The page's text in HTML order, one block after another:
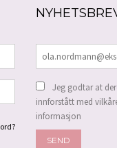
Jeg godtar at
innforstått med
informasjon